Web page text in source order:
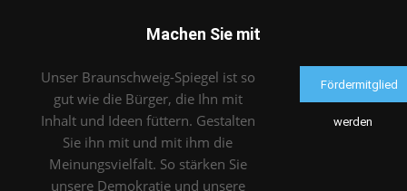
Machen Sie mit
Unser Braunschweig-Spiegel ist so
gut wie die Bürger, die Ihn mit
Inhalt und Ideen füttern. Gestalten
Sie ihn mit und mit ihm die
Meinungsvielfalt. So stärken Sie
unsere Demokratie und unsere
Fördermitglied
werden